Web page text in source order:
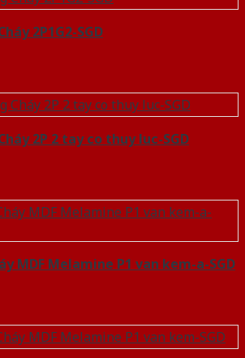
2P1G2-SGD
2P 2 tay co thuy luc-SGD
MDF Melamine P1 van kem-a-SGD